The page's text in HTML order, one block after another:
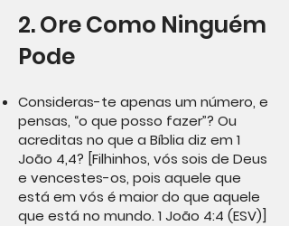
2. Ore Como Ninguém
Pode
Consideras-te apenas um número, e
pensas, “o que posso fazer”? Ou
acreditas no que a Bíblia diz em 1
João 4,4? [Filhinhos, vós sois de Deus
e vencestes-os, pois aquele que
está em vós é maior do que aquele
que está no mundo. 1 João 4:4 (ESV)]